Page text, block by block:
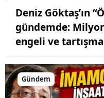
Deniz Göktaş’ın
gündemde:
engeli ve
Gündem